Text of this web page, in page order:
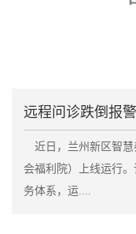
近日，兰州新区智慧
会福利院）上线运行
务体系，运....